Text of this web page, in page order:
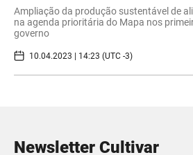
Ampliação da produção sustentável de
na agenda prioritária do Mapa nos
governo
10.04.2023 | 14:23 (UTC -3)
Newsletter Cultivar